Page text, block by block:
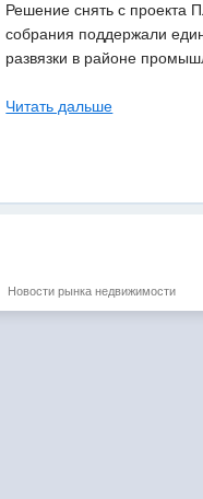
Решение снять с проекта
собрания поддержали
развязки в районе
Читать дальше
Новости рынка недвижимости